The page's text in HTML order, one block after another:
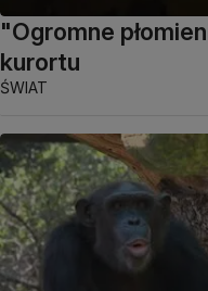
"Ogromne
kurortu
ŚWIAT